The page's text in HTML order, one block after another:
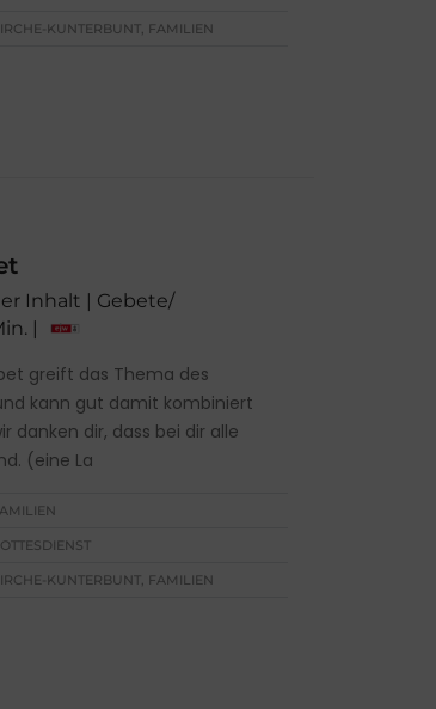
KUNTERBUNT, FAMILIEN
Inhalt | Gebete/
|
greift das Thema des
kann gut damit kombiniert
danken dir, dass bei dir alle
(eine La
KUNTERBUNT, FAMILIEN